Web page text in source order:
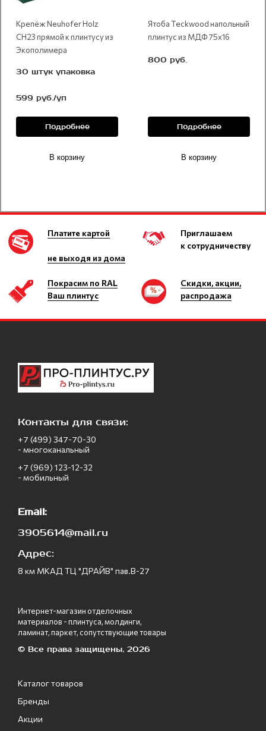
Крепёж Neuhofer Holz
CH23 прямой к плинтусу из
Экополимера
30 штук упаковка
599 руб./уп
Подробнее
В корзину
Ятоба Teckwood напольный
плинтус из МДФ 75х16
800 руб.
Подробнее
В корзину
Платите картой
не выходя из дома
Приглашаем
к сотрудничеству
Покрасим по RAL
Ваш плинтус
Скидки, акции,
распродажа
Контакты для связи:
+7 (499) 347-70-30
- многоканальный
+7 (969) 123-12-32
- мобильный
Email:
3905614@mail.ru
Адрес:
8 км МКАД ТЦ "ДРАЙВ" пав.В-27
Интернет-магазин отделочных
материалов - плинтуса, молдинги,
ламинат, паркет, сопутствующие товары
© Все права защищены, 2026
Каталог товаров
Бренды
Акции